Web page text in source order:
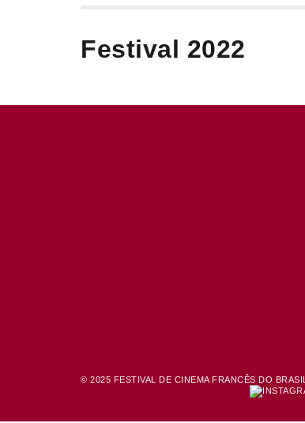
Festival 2022
© 2025 FESTIVAL DE CINEMA FRANCÊS DO BRASIL